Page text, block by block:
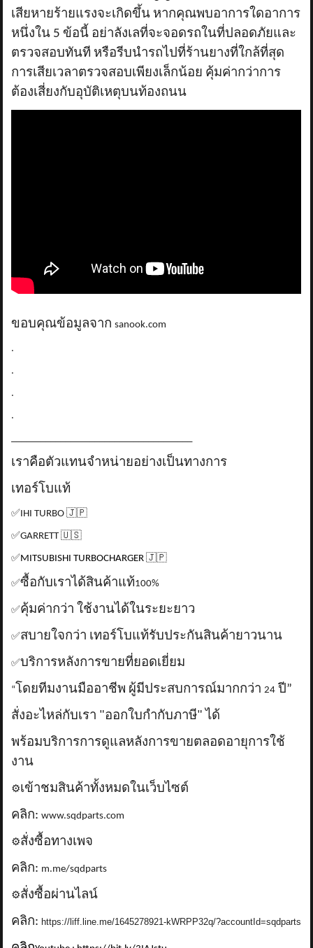
เสียหายร้ายแรงจะเกิดขึ้น หากคุณพบอาการใดอาการ
หนึ่งใน 5 ข้อนี้ อย่าลังเลที่จะจอดรถในที่ปลอดภัยและ
ตรวจสอบทันที หรือรีบนำรถไปที่ร้านยางที่ใกล้ที่สุด
การเสียเวลาตรวจสอบเพียงเล็กน้อย คุ้มค่ากว่าการ
ต้องเสี่ยงกับอุบัติเหตุบนท้องถนน
ขอบคุณข้อมูลจากsanook.com
.
.
.
.
เราคือตัวแทนจำหน่ายอย่างเป็นทางการ
เทอร์โบแท้
✅ IHI TURBO🇯🇵
✅GARRETT🇺🇸
✅ MITSUBISHI TURBOCHARGER 🇯🇵
✅ซื้อกับเราได้สินค้าแท้100%
✅คุ้มค่ากว่า ใช้งานได้ในระยะยาว
✅สบายใจกว่า เทอร์โบแท้รับประกันสินค้ายาวนาน
✅บริการหลังการขายที่ยอดเยี่ยม
“ โดยทีมงานมืออาชีพ ผู้มีประสบการณ์มากกว่า24 ปี”
สั่งอะไหล่กับเรา "ออกใบกำกับภาษี" ได้
พร้อมบริการการดูแลหลังการขายตลอดอายุการใช้
งาน
⚙️เข้าชมสินค้าทั้งหมดในเว็บไซต์
คลิก:www.sqdparts.com
⚙️สั่งซื้อทางเพจ
คลิก: m.me/sqdparts
⚙️สั่งซื้อผ่านไลน์
คลิก: https://liff.line.me/1645278921-kWRPP32q/?accountId=sqdparts